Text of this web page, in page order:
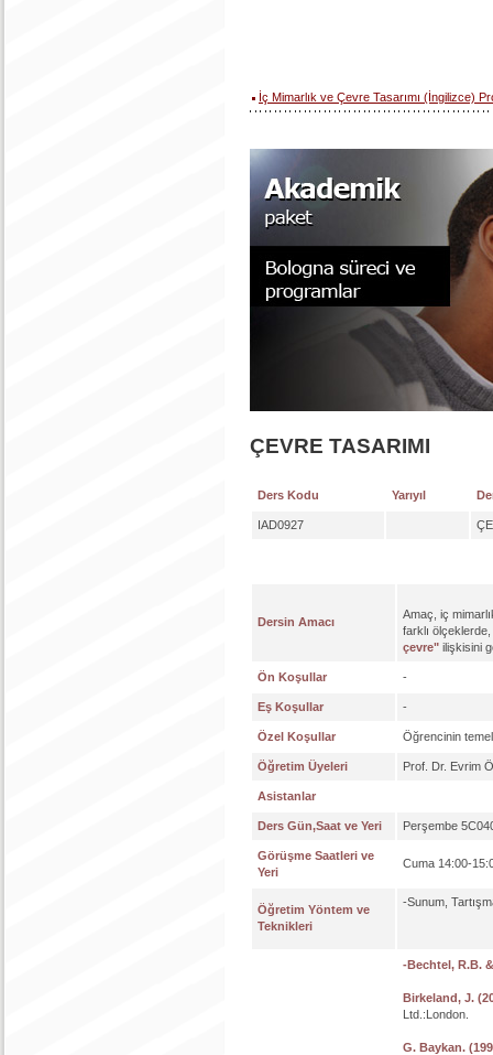
İç Mimarlık ve Çevre Tasarımı (İngilizce)
ÇEVRE TASARIMI
Ders Kodu Yarıyıl
IAD0927
Dersin Amacı
Amaç, iç
farklı
çevre" ilişkisini
Ön Koşullar -
Eş Koşullar -
Özel Koşullar Öğrencinin
Öğretim Üyeleri Prof. Dr. Evrim
Asistanlar
Ders Gün,Saat ve Yeri Perşembe
Görüşme Saatleri ve
Yeri
Cuma 14:00-
Öğretim Yöntem ve
Teknikleri
-Sunum,
-Bechtel, R.B.
Birkeland, J.
Ltd.:London.
G. Baykan.